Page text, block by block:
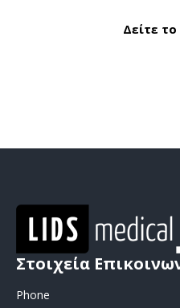
Δείτε
Στοιχεία
Phone